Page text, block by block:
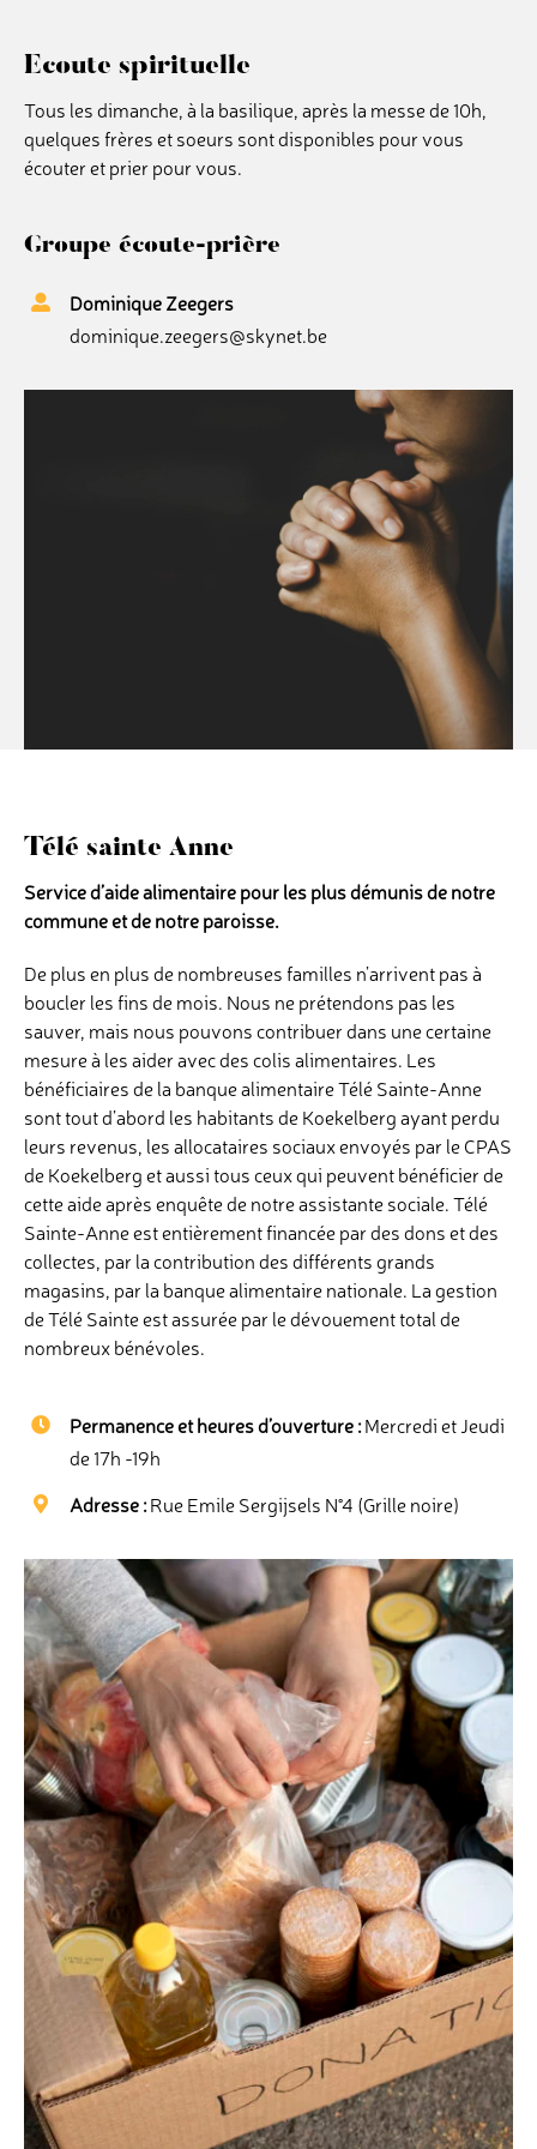
Contact
Dons
Rechercher
Ecoute spirituelle
Tous les dimanche, à la basilique, après la messe de 10h,
quelques frères et soeurs sont disponibles pour vous
écouter et prier pour vous.
Groupe écoute-prière
Dominique Zeegers
dominique.zeegers@skynet.be
Télé sainte Anne
Service d’aide alimentaire pour les plus démunis de notre
commune et de notre paroisse.
De plus en plus de nombreuses familles n’arrivent pas à
boucler les fins de mois. Nous ne prétendons pas les
sauver, mais nous pouvons contribuer dans une certaine
mesure à les aider avec des colis alimentaires. Les
bénéficiaires de la banque alimentaire Télé Sainte-Anne
sont tout d’abord les habitants de Koekelberg ayant perdu
leurs revenus, les allocataires sociaux envoyés par le CPAS
de Koekelberg et aussi tous ceux qui peuvent bénéficier de
cette aide après enquête de notre assistante sociale. Télé
Sainte-Anne est entièrement financée par des dons et des
collectes, par la contribution des différents grands
magasins, par la banque alimentaire nationale. La gestion
de Télé Sainte est assurée par le dévouement total de
nombreux bénévoles.
Permanence et heures d’ouverture :Mercredi et Jeudi
de 17h -19h
Adresse :Rue Emile Sergijsels N°4 (Grille noire)